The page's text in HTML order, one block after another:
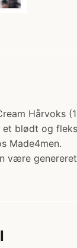
Hårvoks
blødt og
Made4men.
være